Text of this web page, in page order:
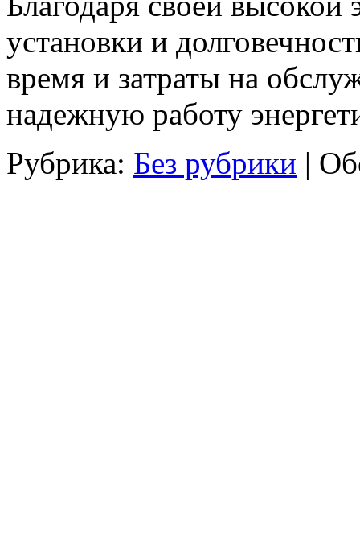
установки и
время и затраты на
надежную работу
Рубрика: Без рубрики |